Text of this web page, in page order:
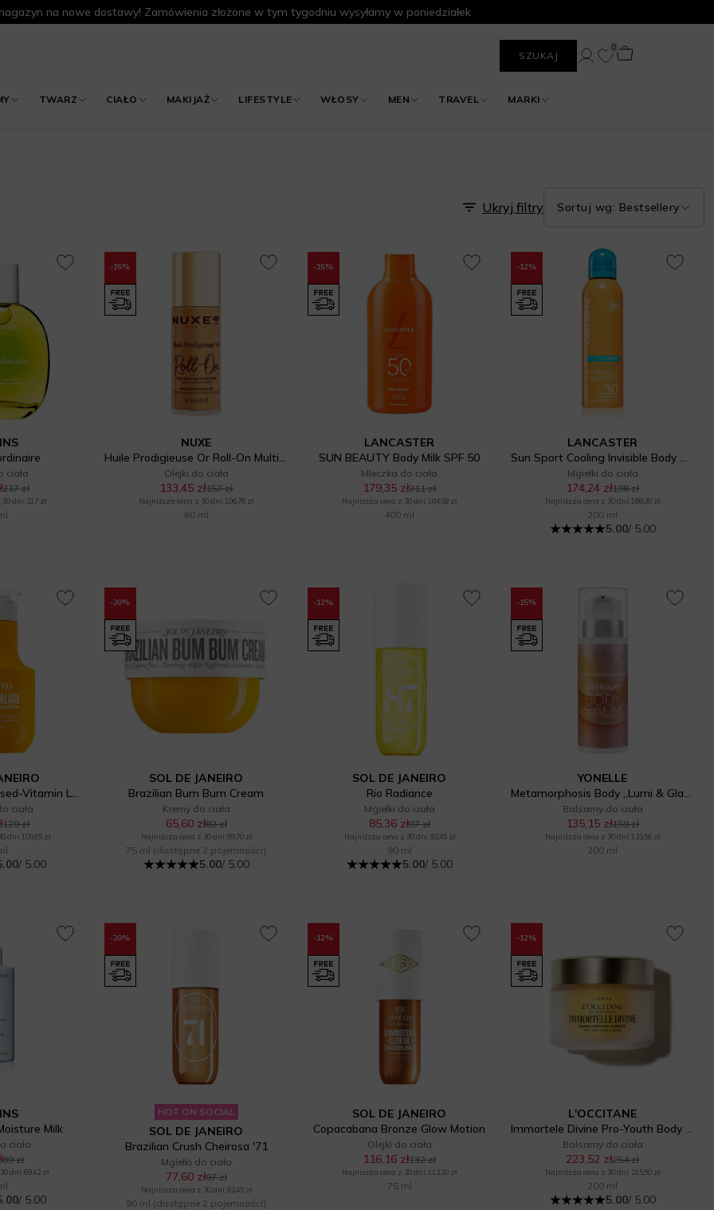
na nowe dostawy! Zamówienia złożone w tym tygodniu wysyłamy w poniedziałek
SZUKAJ
TWARZ CIAŁO MAKIJAŻ LIFESTYLE WŁOSY MEN TRAVEL MARKI
0
Ukryj filtry Sortuj wg: Bestsellery
ciała
217 zł
dni: 217 zł
-15%
NUXE
Huile Prodigieuse Or Roll-On Multi-Purpose Dry Oil
Olejki do ciała
133,45 zł157 zł
Najniższa cena z 30 dni: 106,76 zł
60 ml
-15%
LANCASTER
SUN BEAUTY Body Milk SPF 50
Mleczka do ciała
179,35 zł211 zł
Najniższa cena z 30 dni: 164,58 zł
400 ml
-12%
LANCASTER
Sun Sport Cooling Invisible Body Mist SPF 30
Mgiełki do ciała
174,24 zł198 zł
Najniższa cena z 30 dni: 168,30 zł
200 ml
5.00/ 5.00
Body Badalada Infused-Vitamin Lotion
ciała
129 zł
dni: 109,65 zł
/ 5.00
-20%
SOL DE JANEIRO
Brazilian Bum Bum Cream
Kremy do ciała
65,60 zł82 zł
Najniższa cena z 30 dni: 69,70 zł
75 ml (dostępne 2 pojemności)
5.00/ 5.00
-12%
SOL DE JANEIRO
Rio Radiance
Mgiełki do ciała
85,36 zł97 zł
Najniższa cena z 30 dni: 82,45 zł
90 ml
5.00/ 5.00
-15%
YONELLE
Metamorphosis Body „Lumi & Glam”
Balsamy do ciała
135,15 zł159 zł
Najniższa cena z 30 dni: 133,56 zł
200 ml
Milk
ciała
89 zł
dni: 69,42 zł
/ 5.00
-20%
HOT ON SOCIAL
SOL DE JANEIRO
Brazilian Crush Cheirosa '71
Mgiełki do ciała
77,60 zł97 zł
Najniższa cena z 30 dni: 82,45 zł
90 ml (dostępne 2 pojemności)
-12%
SOL DE JANEIRO
Copacabana Bronze Glow Motion
Olejki do ciała
116,16 zł132 zł
Najniższa cena z 30 dni: 112,20 zł
75 ml
-12%
L'OCCITANE
Immortele Divine Pro-Youth Body Balm
Balsamy do ciała
223,52 zł254 zł
Najniższa cena z 30 dni: 215,90 zł
200 ml
5.00/ 5.00